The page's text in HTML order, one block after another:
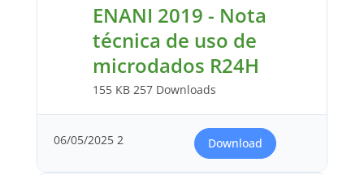
ENANI 2019 - Nota
técnica de uso de
microdados R24H
155 KB 257 Downloads
06/05/2025 2 Download